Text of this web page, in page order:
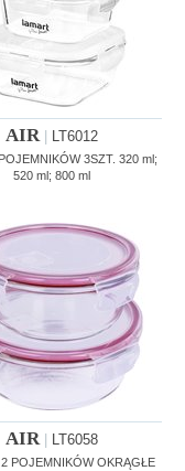
AIR| LT6012
3SZT. 320 ml;
520 ml; 800 ml
AIR| LT6058
POJEMNIKÓW OKRĄGŁE